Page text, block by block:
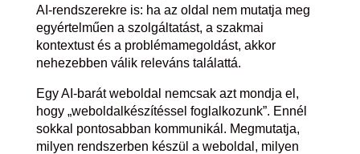
AI-rendszerekre is: ha az oldal nem mutatja meg
egyértelműen a szolgáltatást, a szakmai
kontextust és a problémamegoldást, akkor
nehezebben válik releváns találattá.
Egy AI-barát weboldal nemcsak azt mondja el,
hogy „weboldalkészítéssel foglalkozunk”. Ennél
sokkal pontosabban kommunikál. Megmutatja,
milyen rendszerben készül a weboldal, milyen